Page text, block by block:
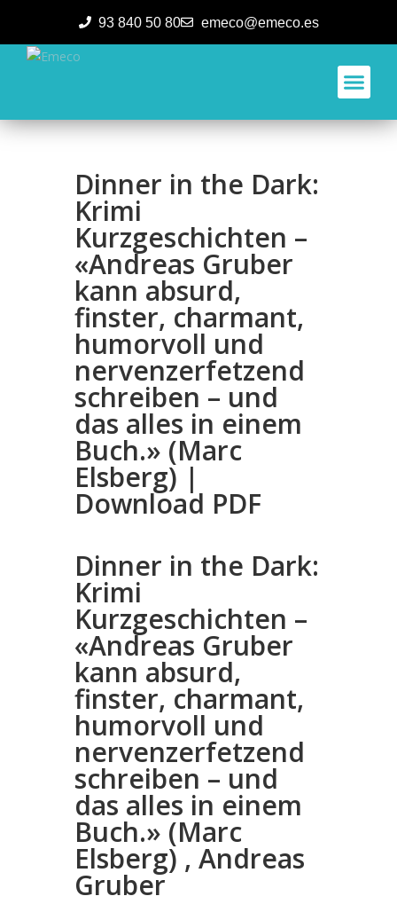
93 840 50 80 emeco@emeco.es
Dinner in the Dark:
Krimi
Kurzgeschichten –
«Andreas Gruber
kann absurd,
finster, charmant,
humorvoll und
nervenzerfetzend
schreiben – und
das alles in einem
Buch.» (Marc
Elsberg) |
Download PDF
Dinner in the Dark:
Krimi
Kurzgeschichten –
«Andreas Gruber
kann absurd,
finster, charmant,
humorvoll und
nervenzerfetzend
schreiben – und
das alles in einem
Buch.» (Marc
Elsberg) , Andreas
Gruber